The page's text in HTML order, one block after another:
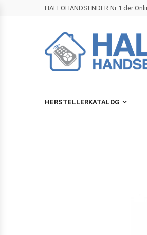
HALLOHANDSENDER Nr 1 der
HERSTELLERKATALOG